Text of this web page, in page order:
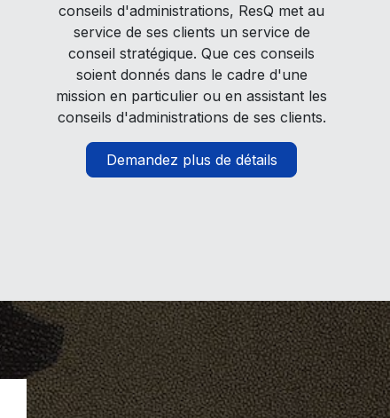
conseils d'administrations, ResQ met au
service de ses clients un service de
conseil stratégique. Que ces conseils
soient donnés dans le cadre d'une
mission en particulier ou en assistant les
conseils d'administrations de ses clients.
Demandez plus de détails